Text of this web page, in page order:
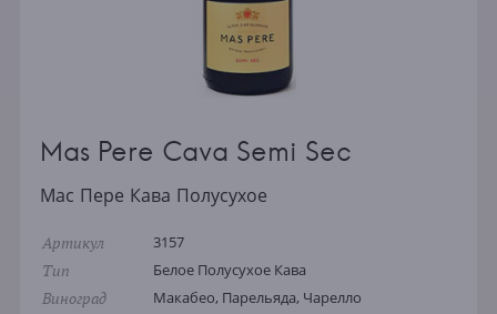
Mas Pere Cava Semi Sec
Мас Пере Кава Полусухое
Артикул 3157
Тип Белое Полусухое Кава
Виноград Макабео, Парельяда, Чарелло